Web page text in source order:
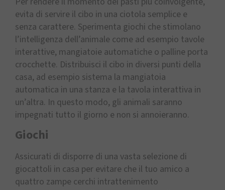
evita di servire il cibo in una ciotola semplice e
senza carattere. Sperimenta giochi che stimolano
l’intelligenza dell’animale come ad esempio tavole
interattive, mangiatoie automatiche o palline porta
crocchette. Distribuisci il cibo in diversi punti della
casa, ad esempio sistema la mangiatoia
automatica in una stanza e la tavola interattiva in
un’altra. In questo modo, gli animali saranno
impegnati tutto il giorno e non si annoieranno.
Giochi
Assicurati di disporre di una vasta selezione di
giocattoli in casa per evitare che il tuo amico a
quattro zampe cerchi intrattenimento